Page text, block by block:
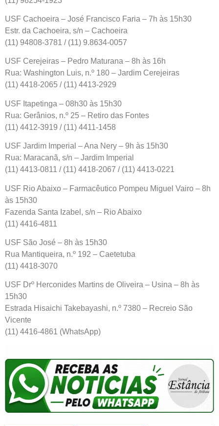
USF Cachoeira – José Francisco Faria – 7h às 15h30
Estr. da Cachoeira, s/n – Cachoeira
(11) 94808-3781 / (11) 9.8634-0057
USF Cerejeiras – Pedro Maturana – 8h às 16h
Rua: Washington Luis, n.º 180 – Jardim Cerejeiras
(11) 4418-2065 / (11) 4413-2929
USF Itapetinga – 08h30 às 15h30
Rua: Gerânios, n.º 25 – Retiro das Fontes
(11) 4412-3919 / (11) 4411-1458
USF Jardim Imperial – Ana Nery – 9h às 15h30
Rua: Maracanã, s/n – Jardim Imperial
(11) 4413-0811 / (11) 4418-2067 / (11) 4413-0221
USF Rio Abaixo – Farmacêutico Pompeu Miguel Vairo – 8h
às 15h30
Fazenda Santa Izabel, s/n – Rio Abaixo
(11) 4416-4811
USF São José – 8h às 15h30
Rua Mantiqueira, n.º 192 – Caetetuba
(11) 4418-3070
USF Drº Herconides Martins de Oliveira – Usina – 8h às
15h30
Estrada Hisaichi Takebayashi, n.º 7380 – Recreio São
Vicente
(11) 4416-4861 (WhatsApp)